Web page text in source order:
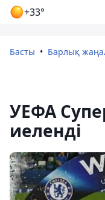
+33°
Басты Барлық
УЕФА
иеленді